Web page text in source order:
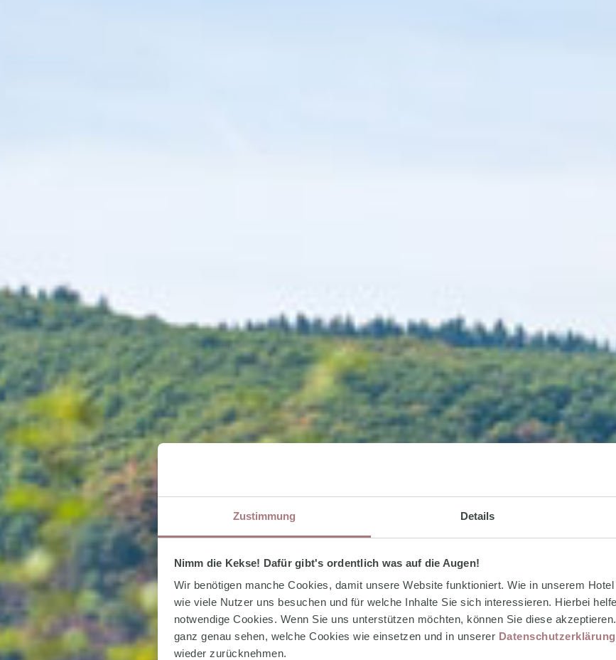
Zustimmung Details
Nimm die Kekse! Dafür gibt's ordentlich was auf die Augen!
Wir benötigen manche Cookies, damit unsere Website funktioniert. Wie in unserem
wie viele Nutzer uns besuchen und für welche Inhalte Sie sich interessieren. Hierbei
notwendige Cookies. Wenn Sie uns unterstützen möchten, können Sie diese
ganz genau sehen, welche Cookies wie einsetzen und in unserer Datenschutzerklärung
wieder zurücknehmen.